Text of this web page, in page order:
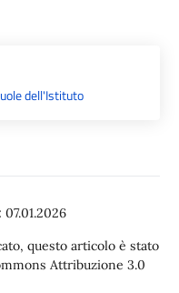
dell'Istituto
07.01.2026
questo articolo è stato
Attribuzione 3.0